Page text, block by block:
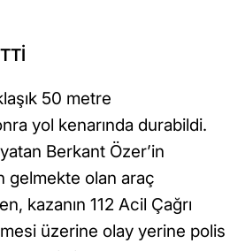
50 metre
yol kenarında durabildi.
Berkant Özer’in
gelmekte olan araç
kazanın 112 Acil Çağrı
üzerine olay yerine polis